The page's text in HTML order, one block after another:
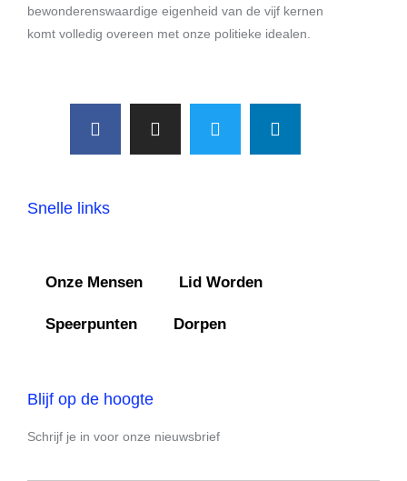
bewonderenswaardige eigenheid van de vijf kernen
komt volledig overeen met onze politieke idealen.
Snelle links
Onze Mensen Lid Worden
Speerpunten Dorpen
Blijf op de hoogte
Schrijf je in voor onze nieuwsbrief